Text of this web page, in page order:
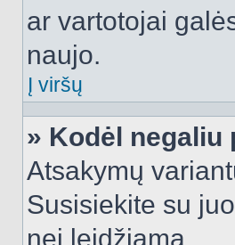
ar vartotojai
naujo.
Į viršų
» Kodėl
Atsakymų
Susisiekite su
nei leidžiama.